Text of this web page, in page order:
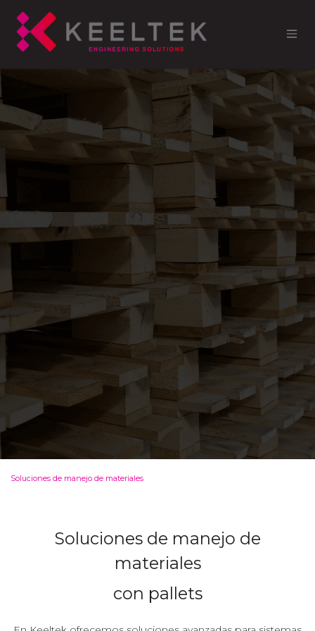
Soluciones de manejo de materiales
Soluciones de manejo de
materiales
con pallets